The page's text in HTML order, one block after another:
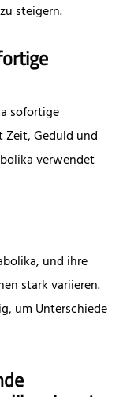
steigern.
sofortige
Zeit, Geduld und
verwendet
und ihre
stark variieren.
um Unterschiede